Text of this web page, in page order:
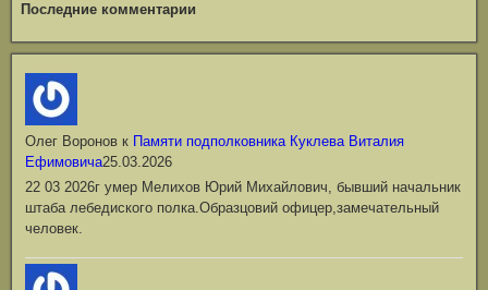
Последние комментарии
Олег Воронов к Памяти подполковника Куклева Виталия
Ефимовича25.03.2026
22 03 2026г умер Мелихов Юрий Михайлович, бывший начальник
штаба лебедиского полка.Образцовий офицер,замечательный
человек.